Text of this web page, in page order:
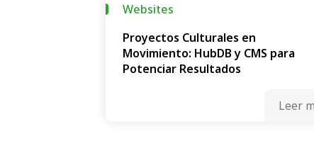
Websites
Proyectos Culturales en
Movimiento: HubDB y CMS para
Potenciar Resultados
Leer